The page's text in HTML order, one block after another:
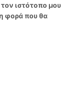
ιστότοπο μου
φορά που θα